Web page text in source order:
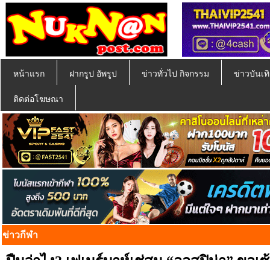
หน้าแรก ฝากรูป อัพรูป ข่าวทั่วไป กิจกรรม ข่าวบันเ
ติดต่อโฆษณา
ข่าวกีฬา